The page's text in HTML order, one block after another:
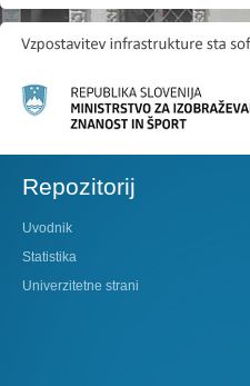
Repozitorij
Uvodnik
Statistika
Univerzitetne strani